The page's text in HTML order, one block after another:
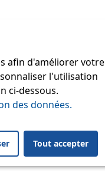
afin d'améliorer votre
l'utilisation
ci-dessous.
des données.
Tout accepter